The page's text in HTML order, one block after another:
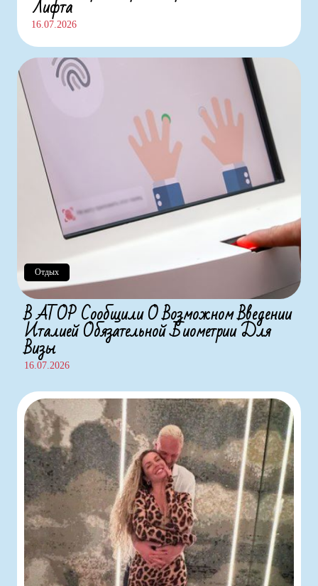
Лифта
16.07.2026
Отдых
В АТОР Сообщили О Возможном Введении
Италией Обязательной Биометрии Для
Визы
16.07.2026